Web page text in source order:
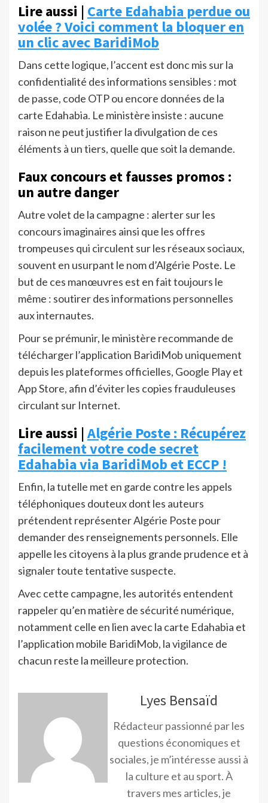
Lire aussi | Carte Edahabia perdue ou
volée ? Voici comment la bloquer en
un clic avec BaridiMob
Dans cette logique, l’accent est donc mis sur la
confidentialité des informations sensibles : mot
de passe, code OTP ou encore données de la
carte Edahabia. Le ministère insiste : aucune
raison ne peut justifier la divulgation de ces
éléments à un tiers, quelle que soit la demande.
Faux concours et fausses promos :
un autre danger
Autre volet de la campagne : alerter sur les
concours imaginaires ainsi que les offres
trompeuses qui circulent sur les réseaux sociaux,
souvent en usurpant le nom d’Algérie Poste. Le
but de ces manœuvres est en fait toujours le
même : soutirer des informations personnelles
aux internautes.
Pour se prémunir, le ministère recommande de
télécharger l’application BaridiMob uniquement
depuis les plateformes officielles, Google Play et
App Store, afin d’éviter les copies frauduleuses
circulant sur Internet.
Lire aussi |Algérie Poste : Récupérez
facilement votre code secret
Edahabia via BaridiMob et ECCP !
Enfin, la tutelle met en garde contre les appels
téléphoniques douteux dont les auteurs
prétendent représenter Algérie Poste pour
demander des renseignements personnels. Elle
appelle les citoyens à la plus grande prudence et à
signaler toute tentative suspecte.
Avec cette campagne, les autorités entendent
rappeler qu’en matière de sécurité numérique,
notamment celle en lien avec la carte Edahabia et
l’application mobile BaridiMob, la vigilance de
chacun reste la meilleure protection.
Lyes Bensaïd
Rédacteur passionné par les
questions économiques et
sociales, je m’intéresse aussi à
la culture et au sport. À
travers mes articles, je